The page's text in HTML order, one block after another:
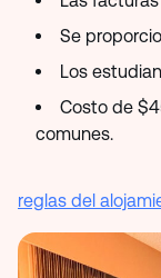
Se
Los
Costo de
comunes.
reglas del